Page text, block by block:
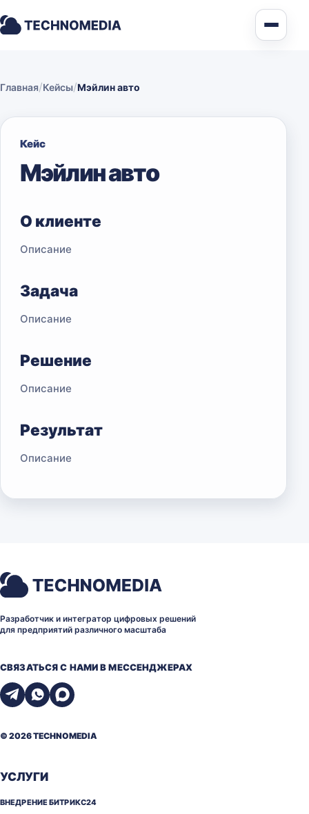
Главная/Кейсы/Мэйлин авто
Кейс
Мэйлин авто
О клиенте
Описание
Задача
Описание
Решение
Описание
Результат
Описание
Разработчик и интегратор цифровых решений
для предприятий различного масштаба
СВЯЗАТЬСЯ С НАМИ В МЕССЕНДЖЕРАХ
© 2026 TECHNOMEDIA
УСЛУГИ
ВНЕДРЕНИЕ БИТРИКС24